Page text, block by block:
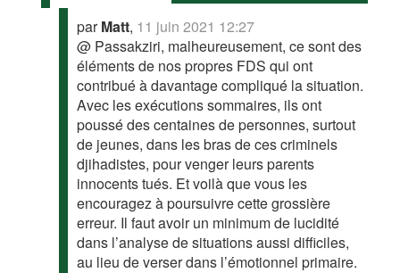
parMatt, 11 juin 2021 12:27
@ Passakziri, malheureusement, ce sont des
éléments de nos propres FDS qui ont
contribué à davantage compliqué la situation.
Avec les exécutions sommaires, ils ont
poussé des centaines de personnes, surtout
de jeunes, dans les bras de ces criminels
djihadistes, pour venger leurs parents
innocents tués. Et voilà que vous les
encouragez à poursuivre cette grossière
erreur. Il faut avoir un minimum de lucidité
dans l’analyse de situations aussi difficiles,
au lieu de verser dans l’émotionnel primaire.